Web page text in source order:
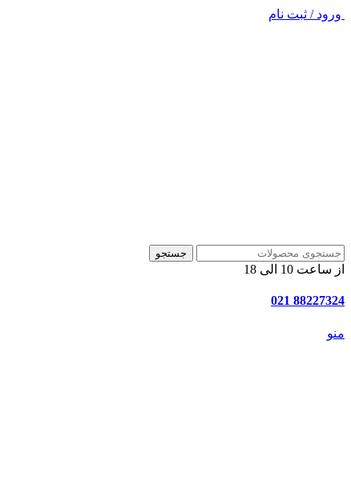
ورود / ثبت نام
جستجو
از ساعت 10 الی 18
88227324 021
منو